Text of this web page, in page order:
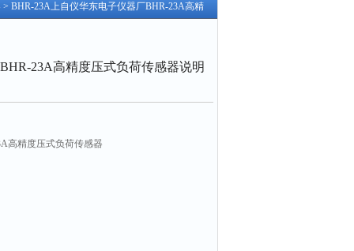
> BHR-23A上自仪华东电子仪器厂BHR-23A高精
23A高精度压式负荷传感器说明
高精度压式负荷传感器